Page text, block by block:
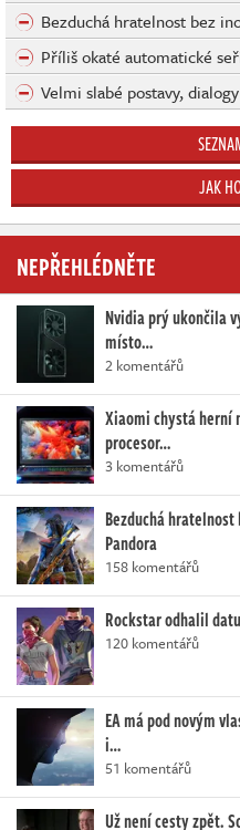
Bezduchá hratelnost bez
Příliš okaté automatické
Velmi slabé postavy,
JAK
NEPŘEHLÉDNĚTE
Nvidia prý ukončila
místo…
2 komentářů
Xiaomi chystá herní
procesor…
3 komentářů
Bezduchá
Pandora
158 komentářů
Rockstar odhalil
120 komentářů
EA má pod novým
i…
51 komentářů
Už není cesty zpět.